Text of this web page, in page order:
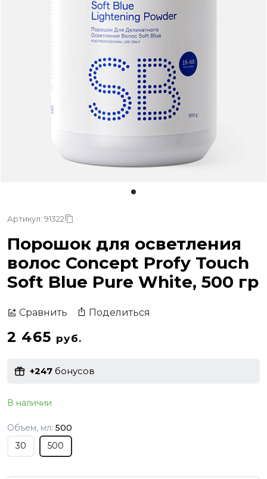
Артикул: 91322
Порошок для осветления
волос Concept Profy Touch
Soft Blue Pure White, 500 гр
Сравнить Поделиться
2 465 руб.
+247 бонусов
В наличии
Объем, мл: 500
30
500